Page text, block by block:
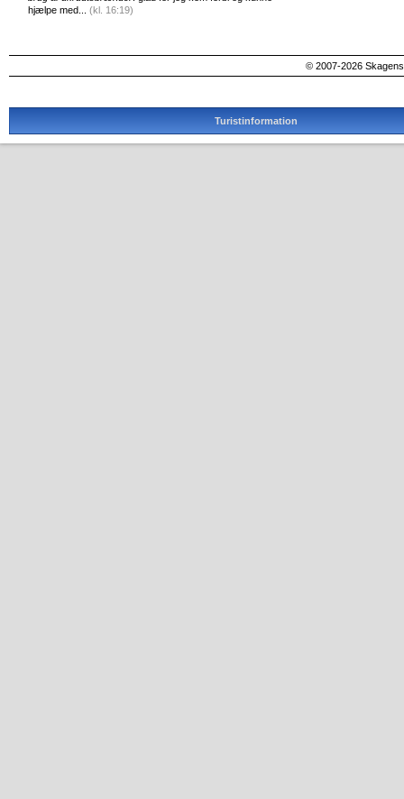
hjælpe med... (kl. 16:19)
© 2007-2026
Turistinformation